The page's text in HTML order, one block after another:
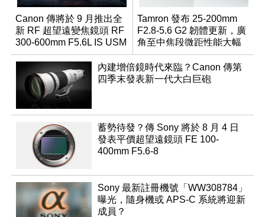
Canon 傳將於 9 月推出全
新 RF 超望遠變焦鏡頭 RF
300-600mm F5.6L IS USM
Tamron 發布 25-200mm
F2.8-5.6 G2 韌體更新，廣
角至中焦段微距性能大幅
升級
內建增倍鏡時代來臨？Canon 傳第
四季末發表新一代大白巨砲
蓄勢待發？傳 Sony 將於 8 月 4 日
發表平價超望遠鏡頭 FE 100-
400mm F5.6-8
Sony 最新註冊機號「WW308784」
曝光，隨身機或 APS-C 系統將迎新
成員？